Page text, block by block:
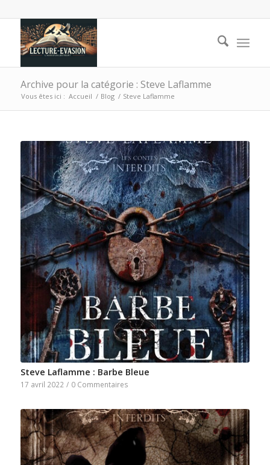
Archive pour la catégorie : Steve Laflamme
Vous êtes ici : Accueil / Blog / Steve Laflamme
Steve Laflamme : Barbe Bleue
17 avril 2022 / 0 Commentaires